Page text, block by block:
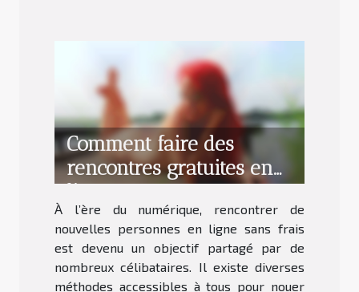
Comment faire des
rencontres gratuites en
ligne sans payer ?
À l’ère du numérique, rencontrer de
nouvelles personnes en ligne sans frais
est devenu un objectif partagé par de
nombreux célibataires. Il existe diverses
méthodes accessibles à tous pour nouer